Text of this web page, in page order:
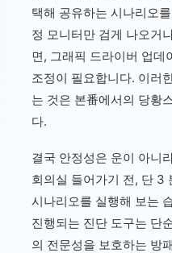
택해 공유하는 시나리오
정 모니터만 검게 나오거
면, 그래픽 드라이버 업데
조정이 필요합니다. 이러
는 것은 본番에서의 당황
다.
결국 안정성은 운이 아니
회의실 들어가기 전, 단 3
시나리오를 실행해 보는
진행되는 진단 도구는 단
의 전문성을 보호하는 방